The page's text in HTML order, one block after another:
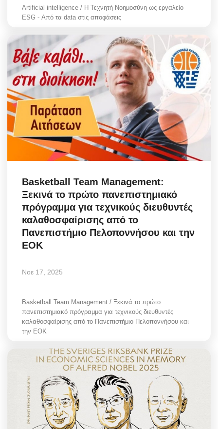
Artificial intelligence / Η Τεχνητή Νοημοσύνη ως εργαλείο
ESG - Από τα data στις αποφάσεις
Basketball Team Management:
Ξεκινά το πρώτο πανεπιστημιακό
πρόγραμμα για τεχνικούς διευθυντές
καλαθοσφαίρισης από το
Πανεπιστήμιο Πελοποννήσου και την
ΕΟΚ
Νοε 17, 2025
Basketball Team Management / Ξεκινά το πρώτο
πανεπιστημιακό πρόγραμμα για τεχνικούς διευθυντές
καλαθοσφαίρισης από το Πανεπιστήμιο Πελοποννήσου και
την ΕΟΚ